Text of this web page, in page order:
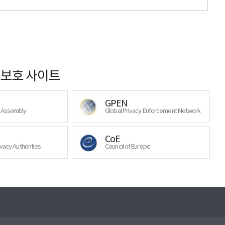
호 사이트
GPEN
Global Privacy Enforcement Network
Authorities
CoE
Council of Europe